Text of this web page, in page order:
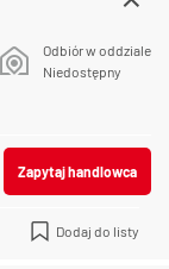
Odbiór w oddziale
Niedostępny
Zapytaj handlowca
Dodaj do listy